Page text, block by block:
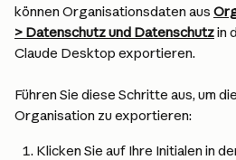
können Organisationsdaten aus
> Datenschutz und Datenschutz in
Claude Desktop exportieren.
Führen Sie diese Schritte aus, um
Organisation zu exportieren:
Klicken Sie auf Ihre Initialen in